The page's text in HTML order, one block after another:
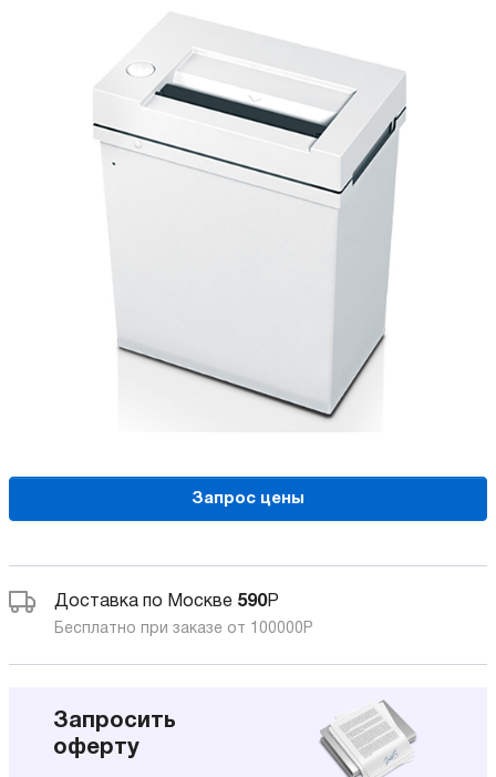
Запрос цены
Доставка по Москве 590Р
Бесплатно при заказе от 100000 Р
Запросить
оферту